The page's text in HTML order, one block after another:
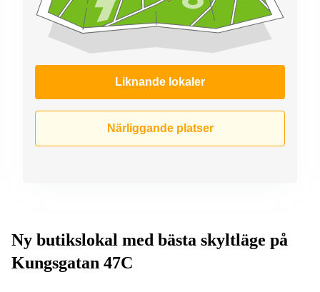
Liknande lokaler
Närliggande platser
Ny butikslokal med bästa skyltläge på
Kungsgatan 47C